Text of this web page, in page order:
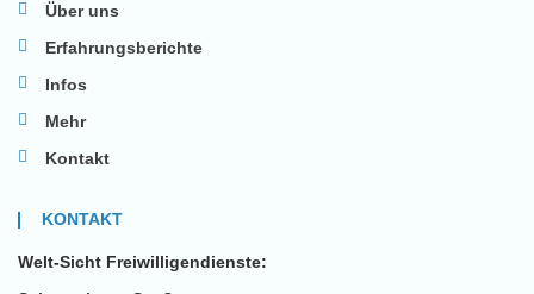
Über uns
Erfahrungsberichte
Infos
Mehr
Kontakt
KONTAKT
Welt-Sicht Freiwilligendienste: